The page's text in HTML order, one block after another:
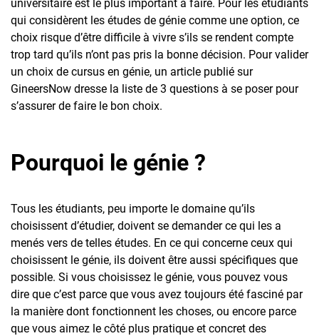
universitaire est le plus important à faire. Pour les étudiants
qui considèrent les études de génie comme une option, ce
choix risque d’être difficile à vivre s’ils se rendent compte
trop tard qu’ils n’ont pas pris la bonne décision. Pour valider
un choix de cursus en génie, un article publié sur
GineersNow dresse la liste de 3 questions à se poser pour
s’assurer de faire le bon choix.
Pourquoi le génie ?
Tous les étudiants, peu importe le domaine qu’ils
choisissent d’étudier, doivent se demander ce qui les a
menés vers de telles études. En ce qui concerne ceux qui
choisissent le génie, ils doivent être aussi spécifiques que
possible. Si vous choisissez le génie, vous pouvez vous
dire que c’est parce que vous avez toujours été fasciné par
la manière dont fonctionnent les choses, ou encore parce
que vous aimez le côté plus pratique et concret des